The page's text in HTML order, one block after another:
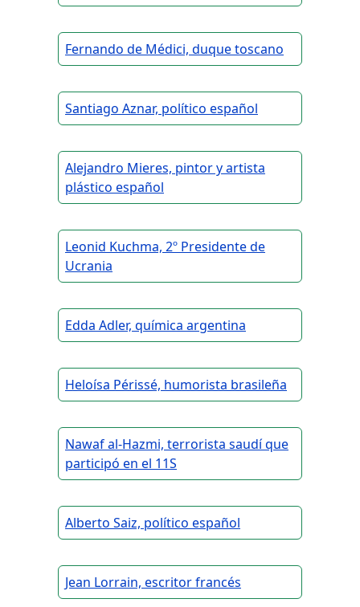
Fernando de Médici, duque toscano
Santiago Aznar, político español
Alejandro Mieres, pintor y artista
plástico español
Leonid Kuchma, 2º Presidente de
Ucrania
Edda Adler, química argentina
Heloísa Périssé, humorista brasileña
Nawaf al-Hazmi, terrorista saudí que
participó en el 11S
Alberto Saiz, político español
Jean Lorrain, escritor francés